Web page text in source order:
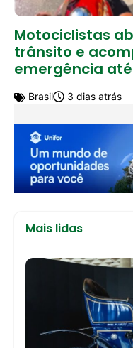
Motociclistas
trânsito e
emergência
Brasil 3 dias atrás
Mais lidas